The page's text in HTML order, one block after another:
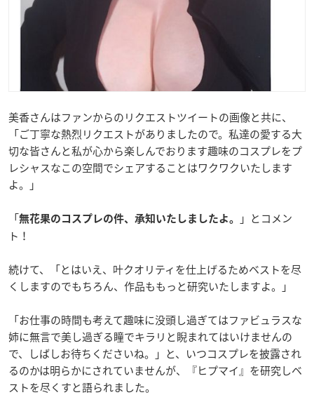
美香さんはファンからのリクエストツイートの画像と共に、
「ご丁寧な熱烈リクエストがありましたので。私達の愛する大
切な皆さんと私が心から楽しんでおります趣味のコスプレをプ
レシャスなこの空間でシェアすることはワクワクいたします
よ。」
「無花果のコスプレの件、 承知いたしましたよ。
」とコメン
ト！
続けて、「とはいえ、叶クオリティを仕上げるためベストを尽
くしますのでもちろん、作品ももっと研究いたしますよ。」
「お仕事の時間も考えて趣味に没頭し過ぎてはファビュラスな
姉に無言で美し過ぎる瞳でキラリと睨まれてはいけませんの
で、しばしお待ちくださいね。」と、いつコスプレを披露され
るのかは明らかにされていませんが、『ヒプマイ』を研究しベ
ストを尽くすと語られました。